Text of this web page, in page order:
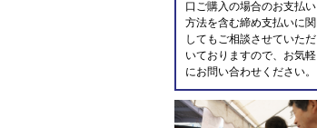
口ご購入の場合のお支払い
方法を含む締め支払いに関
してもご相談させていただ
いておりますので、お気軽
にお問い合わせください。